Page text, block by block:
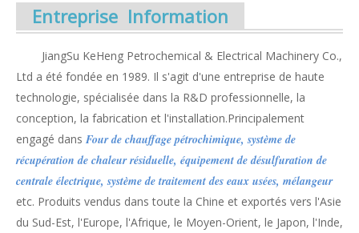
Entreprise Information
JiangSu KeHeng Petrochemical & Electrical Machinery Co.,
Ltd a été fondée en 1989. Il s'agit d'une entreprise de haute
technologie, spécialisée dans la R&D professionnelle, la
conception, la fabrication et l'installation.Principalement
engagé dans Four de chauffage pétrochimique, système de
récupération de chaleur résiduelle, équipement de désulfuration de
centrale électrique, système de traitement des eaux usées, mélangeur
etc. Produits vendus dans toute la Chine et exportés vers l'Asie
du Sud-Est, l'Europe, l'Afrique, le Moyen-Orient, le Japon, l'Inde,